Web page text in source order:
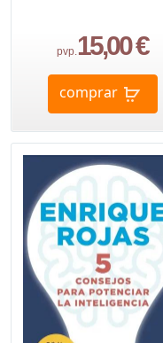
pvp.15,00 €
comprar